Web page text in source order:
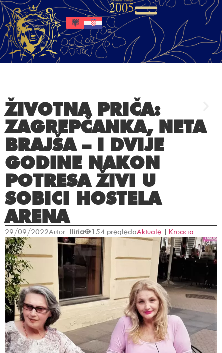
ŽIVOTNA PRIČA:
ZAGREPČANKA, NETA
BRAJŠA – I DVIJE
GODINE NAKON
POTRESA ŽIVI U
SOBICI HOSTELA
ARENA
29/09/2022Autor: Iliria 154 pregledaAktuale | Kroacia